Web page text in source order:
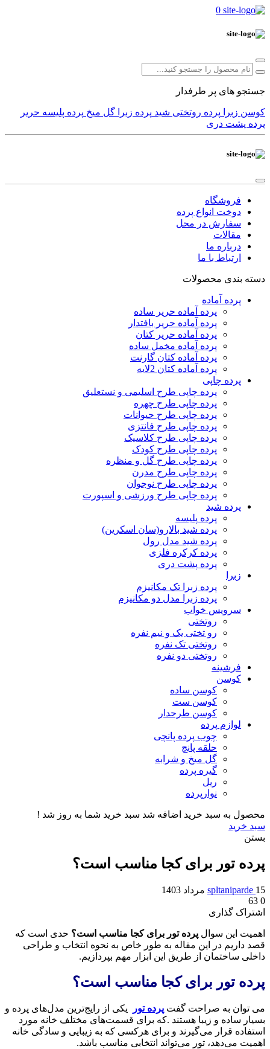
0
جستجو های پر طرفدار
کوسن زبرا پرده روتختی شید پرده زبرا گل میخ پرده پلیسه حریر
پرده پشت دری
فروشگاه
دوخت انواع پرده
سفارش در محل
مقالات
درباره ما
ارتباط با ما
دسته بندی محصولات
پرده‌ آماده
پرده آماده حریر ساده
پرده آماده حریر بافتدار
پرده آماده حریر کتان
پرده آماده مخمل ساده
پرده آماده کتان گارنت
پرده آماده کتان 2لایه
پرده چاپی
پرده چاپی طرح اسلیمی و نستعلیق
پرده چاپی طرح چهره
پرده چاپی طرح حیوانات
پرده چاپی طرح فانتزی
پرده چاپی طرح کلاسیک
پرده چاپی طرح کودک
پرده چاپی طرح گل و منظره
پرده چاپی طرح مدرن
پرده چاپی طرح نوجوان
پرده چاپی طرح ورزشی و اسپورت
پرده شید
پرده پلیسه
پرده شید بالارو(سان اسکرین)
پرده شید مدل رول
پرده کرکره فلزی
پرده پشت دری
زبرا
پرده زبرا تک مکانیزم
پرده زبرا مدل دو مکانیزم
سرویس خواب
روتختی
رو تختی یک و نیم نفره
روتختی تک نفره
روتختی دو نفره
فرشینه
کوسن
کوسن ساده
کوسن ست
کوسن طرحدار
لوازم پرده
چوب پرده پانچی
حلقه پانچ
گل میخ و شرابه
گیره پرده
ریل
نوارپرده
محصول به سبد خرید اضافه شد سبد خرید شما به روز شد !
سبد خرید
بستن
پرده تور برای کجا مناسب است؟
spltaniparde 15 مرداد 1403
0
63
اشتراک گذاری
اهمیت این سوال پرده تور برای کجا مناسب است؟ حدی است که
قصد داریم در این مقاله به طور خاص به نحوه انتخاب و طراحی
داخلی ساختمان از طریق این ابزار مهم بپردازیم.
پرده تور برای کجا مناسب است؟
می توان به صراحت گفت پرده تور
یکی از رایج‌ترین مدل‌های پرده و
بسیار ساده و زیبا هستند .که برای قسمت‌های مختلف خانه مورد
استفاده قرار می‌گیرند و برای هرکسی که به زیبایی و سادگی خانه
اهمیت می‌دهد، تور می‌تواند انتخابی مناسب باشد.